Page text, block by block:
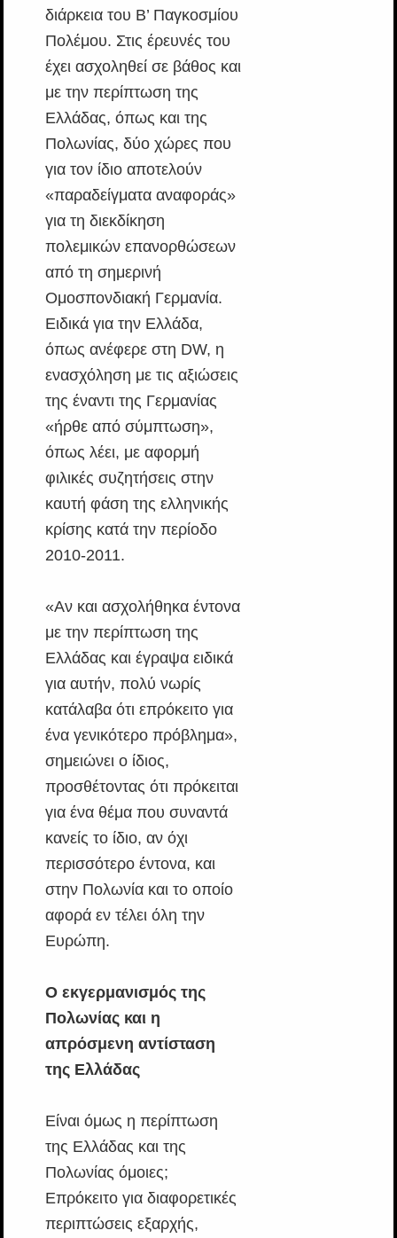
διάρκεια του Β’ Παγκοσμίου
Πολέμου. Στις έρευνές του
έχει ασχοληθεί σε βάθος και
με την περίπτωση της
Ελλάδας, όπως και της
Πολωνίας, δύο χώρες που
για τον ίδιο αποτελούν
«παραδείγματα αναφοράς»
για τη διεκδίκηση
πολεμικών επανορθώσεων
από τη σημερινή
Ομοσπονδιακή Γερμανία.
Ειδικά για την Ελλάδα,
όπως ανέφερε στη DW, η
ενασχόληση με τις αξιώσεις
της έναντι της Γερμανίας
«ήρθε από σύμπτωση»,
όπως λέει, με αφορμή
φιλικές συζητήσεις στην
καυτή φάση της ελληνικής
κρίσης κατά την περίοδο
2010-2011.
«Αν και ασχολήθηκα έντονα
με την περίπτωση της
Ελλάδας και έγραψα ειδικά
για αυτήν, πολύ νωρίς
κατάλαβα ότι επρόκειτο για
ένα γενικότερο πρόβλημα»,
σημειώνει ο ίδιος,
προσθέτοντας ότι πρόκειται
για ένα θέμα που συναντά
κανείς το ίδιο, αν όχι
περισσότερο έντονα, και
στην Πολωνία και το οποίο
αφορά εν τέλει όλη την
Ευρώπη.
Ο εκγερμανισμός της
Πολωνίας και η
απρόσμενη αντίσταση
της Ελλάδας
Είναι όμως η περίπτωση
της Ελλάδας και της
Πολωνίας όμοιες;
Επρόκειτο για διαφορετικές
περιπτώσεις εξαρχής,